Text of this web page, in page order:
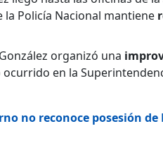
Policía Nacional mantiene
organizó una
en la
no reconoce posesión